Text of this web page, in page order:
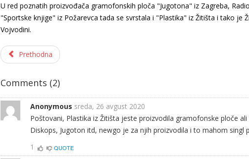
U red poznatih proizvođača gramofonskih ploča "Jugotona" iz Zagreba,
"Sportske knjige" iz Požarevca tada se svrstala i "Plastika" iz Žitišta i tako
Vojvodini.
Prethodna
Comments (2)
Anonymous sreda, 26 avgust 2020
Poštovani, Plastika iz Žitišta jeste proizvodila gramofonske ploče
Diskops, Jugoton itd, newgo je za njih proizvodila i to mahom singl
1
QUOTE